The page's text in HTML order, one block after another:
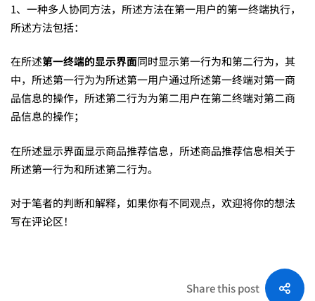
1、一种多人协同方法，所述方法在第一用户的第一终端执行，
所述方法包括：
在所述第一终端的显示界面同时显示第一行为和第二行为，其
中，所述第一行为为所述第一用户通过所述第一终端对第一商
品信息的操作，所述第二行为为第二用户在第二终端对第二商
品信息的操作；
在所述显示界面显示商品推荐信息，所述商品推荐信息相关于
所述第一行为和所述第二行为。
对于笔者的判断和解释，如果你有不同观点，欢迎将你的想法
写在评论区！
Share this post